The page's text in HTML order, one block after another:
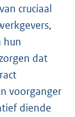
cruciaal
hun
dat
voorganger
diende